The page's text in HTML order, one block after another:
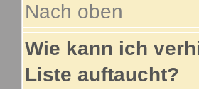
Nach oben
Wie kann ich
Liste auftaucht?